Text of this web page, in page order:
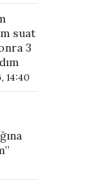
suat
3
14:40
”